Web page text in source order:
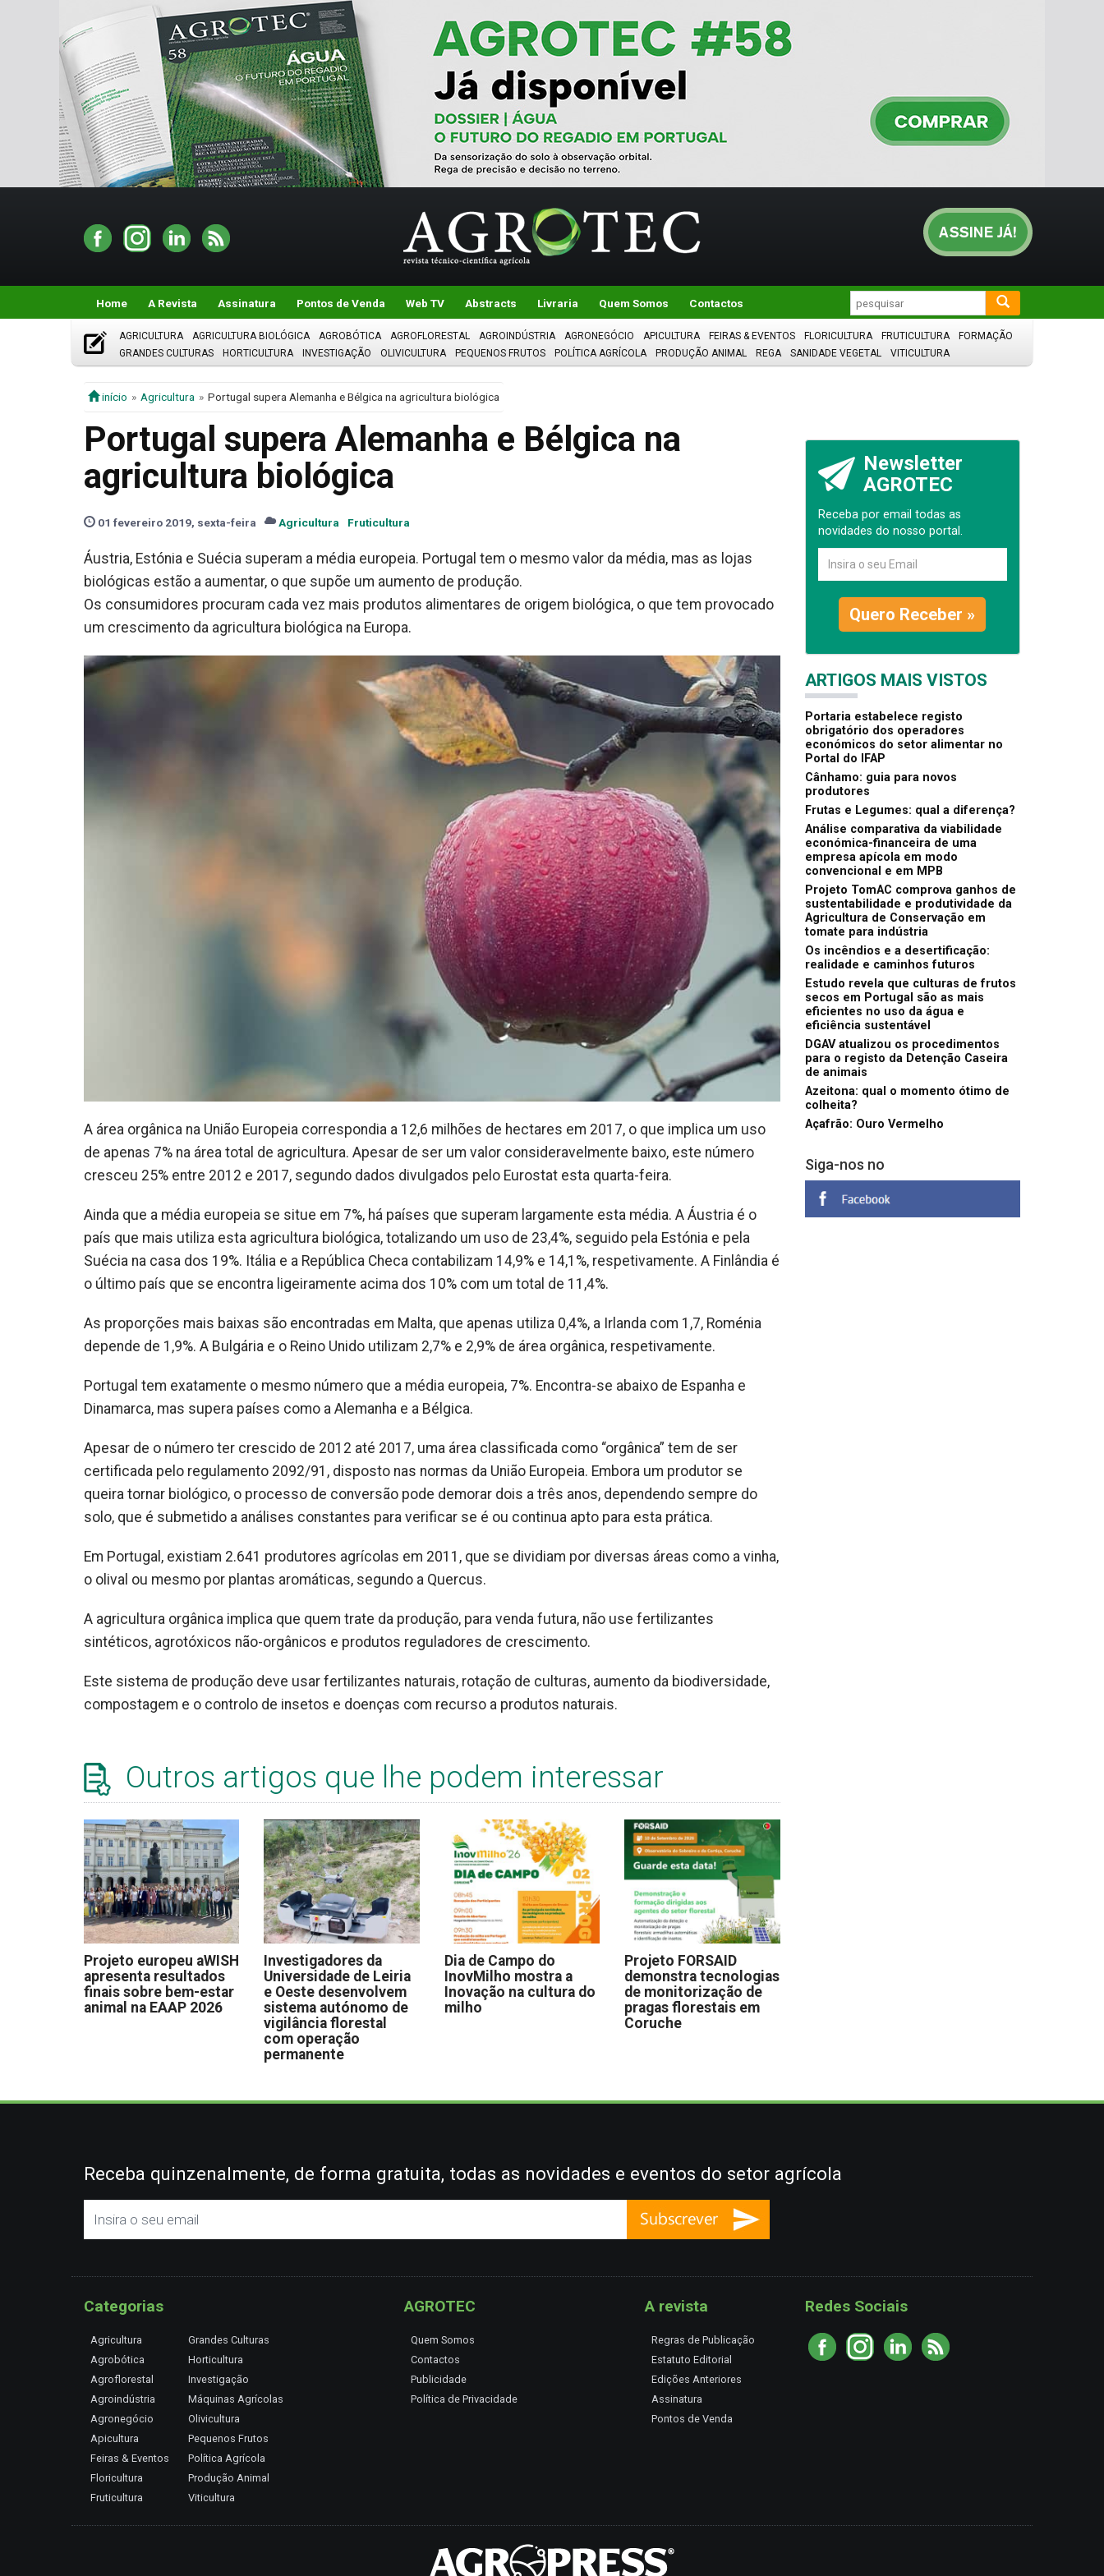
Home A Revista Assinatura Pontos de Venda Web TV Abstracts Livraria Quem Somos Contactos
AGRICULTURA AGRICULTURA BIOLÓGICA AGROBÓTICA AGROFLORESTAL AGROINDÚSTRIA AGRONEGÓCIO APICULTURA FEIRAS & EVENTOS FLORICULTURA FRUTICULTURA
FORMAÇÃO
GRANDES CULTURAS
HORTICULTURA INVESTIGAÇÃO OLIVICULTURA PEQUENOS FRUTOS POLÍTICA AGRÍCOLA PRODUÇÃO ANIMAL REGA SANIDADE VEGETAL VITICULTURA
início Agricultura Portugal supera Alemanha e Bélgica na agricultura biológica
Portugal supera Alemanha e Bélgica na
agricultura biológica
01 fevereiro 2019, sexta-feira Agricultura Fruticultura
Áustria, Estónia e Suécia superam a média europeia. Portugal tem o mesmo valor da média, mas as lojas
biológicas estão a aumentar, o que supõe um aumento de produção.
Os consumidores procuram cada vez mais produtos alimentares de origem biológica, o que tem provocado
um crescimento da agricultura biológica na Europa.
A área orgânica na União Europeia correspondia a 12,6 milhões de hectares em 2017, o que implica um uso
de apenas 7% na área total de agricultura. Apesar de ser um valor consideravelmente baixo, este número
cresceu 25% entre 2012 e 2017, segundo dados divulgados pelo Eurostat esta quarta-feira.
Ainda que a média europeia se situe em 7%, há países que superam largamente esta média. A Áustria é o
país que mais utiliza esta agricultura biológica, totalizando um uso de 23,4%, seguido pela Estónia e pela
Suécia na casa dos 19%. Itália e a República Checa contabilizam 14,9% e 14,1%, respetivamente. A Finlândia é
o último país que se encontra ligeiramente acima dos 10% com um total de 11,4%.
As proporções mais baixas são encontradas em Malta, que apenas utiliza 0,4%, a Irlanda com 1,7, Roménia
depende de 1,9%. A Bulgária e o Reino Unido utilizam 2,7% e 2,9% de área orgânica, respetivamente.
Portugal tem exatamente o mesmo número que a média europeia, 7%. Encontra-se abaixo de Espanha e
Dinamarca, mas supera países como a Alemanha e a Bélgica.
Apesar de o número ter crescido de 2012 até 2017, uma área classificada como “orgânica” tem de ser
certificada pelo regulamento 2092/91, disposto nas normas da União Europeia. Embora um produtor se
queira tornar biológico, o processo de conversão pode demorar dois a três anos, dependendo sempre do
solo, que é submetido a análises constantes para verificar se é ou continua apto para esta prática.
Em Portugal, existiam 2.641 produtores agrícolas em 2011, que se dividiam por diversas áreas como a vinha,
o olival ou mesmo por plantas aromáticas, segundo a Quercus.
A agricultura orgânica implica que quem trate da produção, para venda futura, não use fertilizantes
sintéticos, agrotóxicos não-orgânicos e produtos reguladores de crescimento.
Este sistema de produção deve usar fertilizantes naturais, rotação de culturas, aumento da biodiversidade,
compostagem e o controlo de insetos e doenças com recurso a produtos naturais.
Outros artigos que lhe podem interessar
Projeto europeu aWISH
apresenta resultados
finais sobre bem-estar
animal na EAAP 2026
Investigadores da
Universidade de Leiria
e Oeste desenvolvem
sistema autónomo de
vigilância florestal
com operação
permanente
Dia de Campo do
InovMilho mostra a
Inovação na cultura do
milho
Projeto FORSAID
demonstra tecnologias
de monitorização de
pragas florestais em
Coruche
Newsletter
AGROTEC
Receba por email todas as
novidades do nosso portal.
Quero Receber »
ARTIGOS MAIS VISTOS
Portaria estabelece registo
obrigatório dos operadores
económicos do setor alimentar no
Portal do IFAP
Cânhamo: guia para novos
produtores
Frutas e Legumes: qual a diferença?
Análise comparativa da viabilidade
económica-financeira de uma
empresa apícola em modo
convencional e em MPB
Projeto TomAC comprova ganhos de
sustentabilidade e produtividade da
Agricultura de Conservação em
tomate para indústria
Os incêndios e a desertificação:
realidade e caminhos futuros
Estudo revela que culturas de frutos
secos em Portugal são as mais
eficientes no uso da água e
eficiência sustentável
DGAV atualizou os procedimentos
para o registo da Detenção Caseira
de animais
Azeitona: qual o momento ótimo de
colheita?
Açafrão: Ouro Vermelho
Siga-nos no
Receba quinzenalmente, de forma gratuita, todas as novidades e eventos do setor agrícola
Categorias
Agricultura
Agrobótica
Agroflorestal
Agroindústria
Agronegócio
Apicultura
Feiras & Eventos
Floricultura
Fruticultura
Grandes Culturas
Horticultura
Investigação
Máquinas Agrícolas
Olivicultura
Pequenos Frutos
Política Agrícola
Produção Animal
Viticultura
AGROTEC
Quem Somos
Contactos
Publicidade
Política de Privacidade
A revista
Regras de Publicação
Estatuto Editorial
Edições Anteriores
Assinatura
Pontos de Venda
Redes Sociais